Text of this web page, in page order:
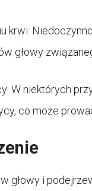
krwi:
głowy
W niektórych
co może
głowy i